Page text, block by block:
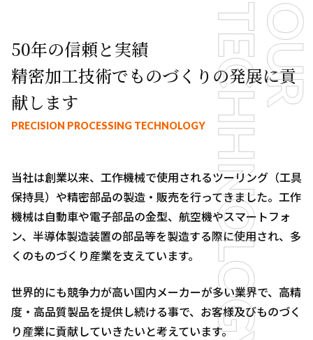
50年の信頼と実績
精密加工技術でものづくりの発展に貢
献します
PRECISION PROCESSING TECHNOLOGY
当社は創業以来、工作機械で使用されるツーリング（工具
保持具）や精密部品の製造・販売を行ってきました。工作
機械は自動車や電子部品の金型、航空機やスマートフォ
ン、半導体製造装置の部品等を製造する際に使用され、多
くのものづくり産業を支えています。
世界的にも競争力が高い国内メーカーが多い業界で、高精
度・高品質製品を提供し続ける事で、お客様及びものづく
り産業に貢献していきたいと考えています。